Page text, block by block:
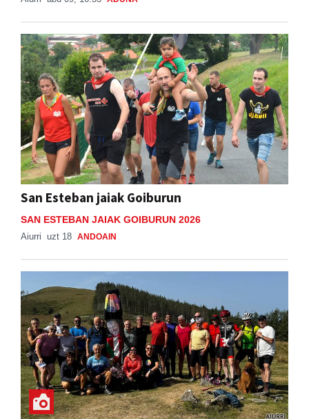
San Esteban jaiak Goiburun
SAN ESTEBAN JAIAK GOIBURUN 2026
Aiurri uzt 18 ANDOAIN